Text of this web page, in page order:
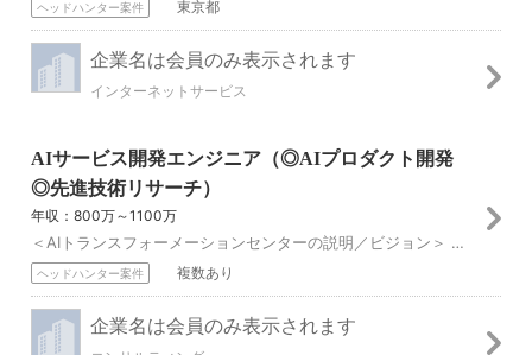
ヘッドハンター案件 東京都
企業名は会員のみ表示されます
インターネットサービス
AIサービス開発エンジニア（◎AIプロダクト開発
◎先進技術リサーチ）
年収：800万～1100万
＜AIトランスフォーメーションセンターの説明／ビジョン＞ 「私たちの手で未来を切り拓く。AIと共に」 AI・データ分析に特化した人財の集まりで、加速するAIの...
ヘッドハンター案件 複数あり
企業名は会員のみ表示されます